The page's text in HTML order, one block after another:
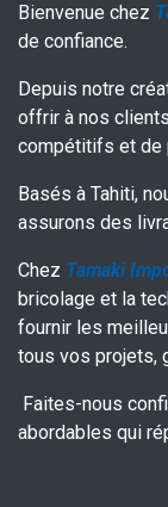
Bienvenue chez
de confiance.
Depuis notre
offrir à nos
compétitifs et de
Basés à Tahiti,
assurons des
Chez Tamaki
bricolage et la
fournir les
tous vos projets,
Faites-nous
abordables qui